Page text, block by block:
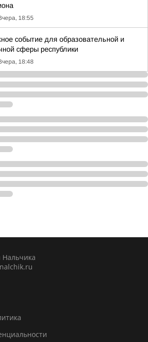
18:55
событие для образовательной и
сферы республики
18:48